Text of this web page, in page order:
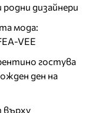
дизайнери
мода:
VEE
гостува
ден на
върху